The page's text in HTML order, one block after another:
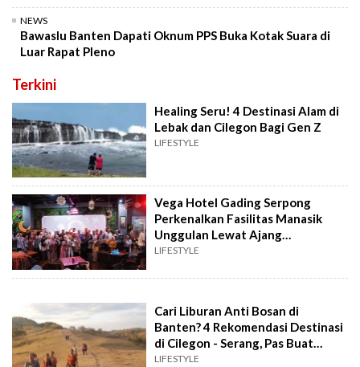
NEWS
Bawaslu Banten Dapati Oknum PPS Buka Kotak Suara di
Luar Rapat Pleno
Terkini
Healing Seru! 4 Destinasi Alam di
Lebak dan Cilegon Bagi Gen Z
LIFESTYLE
Vega Hotel Gading Serpong
Perkenalkan Fasilitas Manasik
Unggulan Lewat Ajang
Silaturahmi
LIFESTYLE
Cari Liburan Anti Bosan di
Banten? 4 Rekomendasi Destinasi
di Cilegon - Serang, Pas Buat
Keluarga
LIFESTYLE